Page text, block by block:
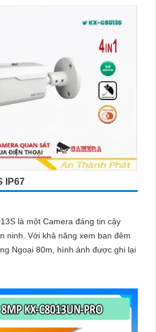
IP67
là một Camera đáng tin cậy
ban đêm
Ngoại 80m, hình ảnh được ghi lại